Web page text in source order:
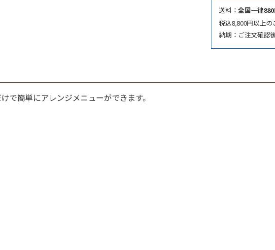
送料： 全国一律
税込8,800円以上の
納期：ご注文確認
で簡単にアレンジメニューができます。